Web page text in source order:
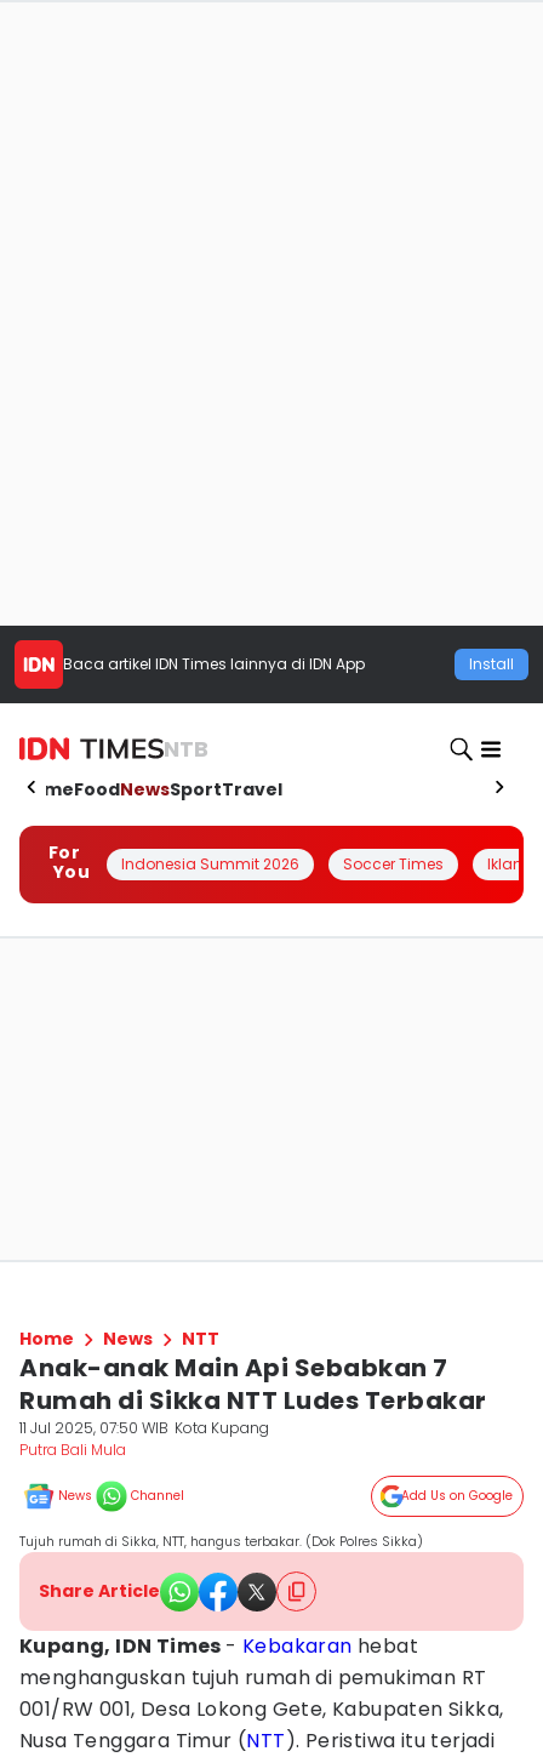
Baca artikel IDN Times lainnya di IDN App Install
NTB
HomeFoodNewsSportTravel
For
You
Indonesia Summit 2026 Soccer Times Iklanin
Home News NTT
Anak-anak Main Api Sebabkan 7
Rumah di Sikka NTT Ludes Terbakar
11 Jul 2025, 07:50 WIB Kota Kupang
Putra Bali Mula
News Channel Add Us on Google
Tujuh rumah di Sikka, NTT, hangus terbakar. (Dok Polres Sikka)
Share Article
Kupang, IDN Times - Kebakaran hebat
menghanguskan tujuh rumah di pemukiman RT
001/RW 001, Desa Lokong Gete, Kabupaten Sikka,
Nusa Tenggara Timur (NTT). Peristiwa itu terjadi